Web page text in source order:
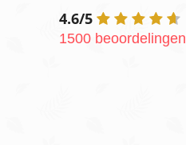
4.6/5
1500 beoordelingen